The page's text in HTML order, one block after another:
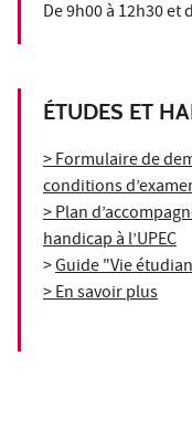
De 9h00 à 12h30 et
ÉTUDES ET
> Formulaire de
conditions
> Plan
handicap à l’UPEC
>Guide "Vie
> En savoir plus